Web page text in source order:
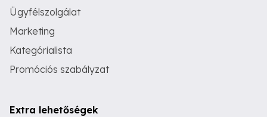
Ügyfélszolgálat
Marketing
Kategórialista
Promóciós szabályzat
Extra lehetőségek